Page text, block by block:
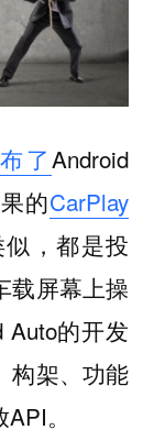
了Android
的CarPlay
似，都是投
载屏幕上操
Auto的开发
构架、功能
。